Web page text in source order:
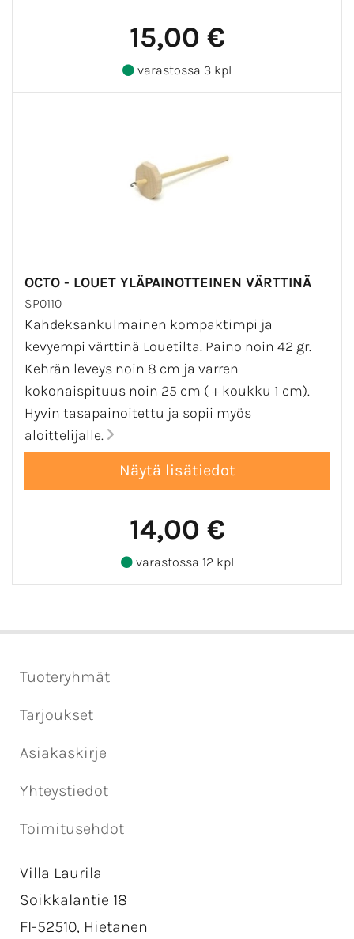
15,00 €
varastossa 3 kpl
OCTO - LOUET YLÄPAINOTTEINEN VÄRTTINÄ
SP0110
Kahdeksankulmainen kompaktimpi ja
kevyempi värttinä Louetilta. Paino noin 42 gr.
Kehrän leveys noin 8 cm ja varren
kokonaispituus noin 25 cm ( + koukku 1 cm).
Hyvin tasapainoitettu ja sopii myös
aloittelijalle.
14,00 €
varastossa 12 kpl
Tuoteryhmät
Tarjoukset
Asiakaskirje
Yhteystiedot
Toimitusehdot
Villa Laurila
Soikkalantie 18
FI-52510, Hietanen